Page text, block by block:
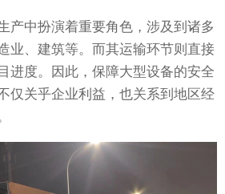
产中扮演着重要角色，涉及到诸多
业、建筑等。而其运输环节则直接
进度。因此，保障大型设备的安全
仅关乎企业利益，也关系到地区经